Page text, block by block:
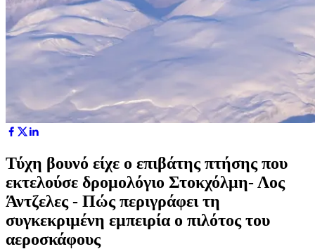
Τύχη βουνό είχε ο επιβάτης πτήσης που
εκτελούσε δρομολόγιο Στοκχόλμη- Λος
Άντζελες - Πώς περιγράφει τη
συγκεκριμένη εμπειρία ο πιλότος του
αεροσκάφους